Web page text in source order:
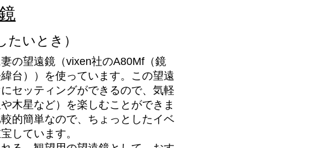
たいとき）
の望遠鏡（vixen社のA80Mf（鏡
台））を使っています。この望遠
セッティングができるので、気軽
木星など）を楽しむことができま
的簡単なので、ちょっとしたイベ
しています。